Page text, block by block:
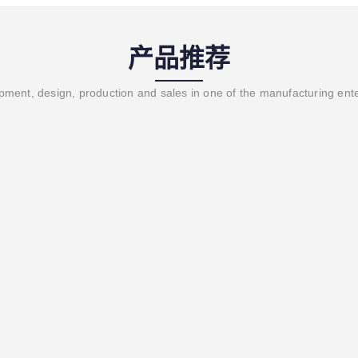
产品推荐
design, production and sales in one of the manufacturing